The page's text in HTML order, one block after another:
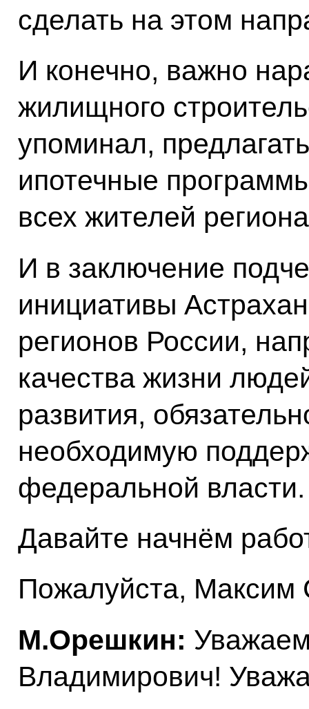
сделать на этом
И конечно, важно
жилищного
упоминал,
ипотечные
всех жителей
И в заключение
инициативы
регионов России,
качества жизни
развития,
необходимую
федеральной власти.
Давайте начнём
Пожалуйста, Максим
М.Орешкин:
Владимирович!